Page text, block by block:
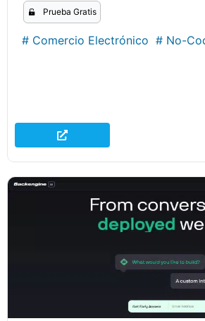
Prueba Gratis
# Comercio Electrónico # No-